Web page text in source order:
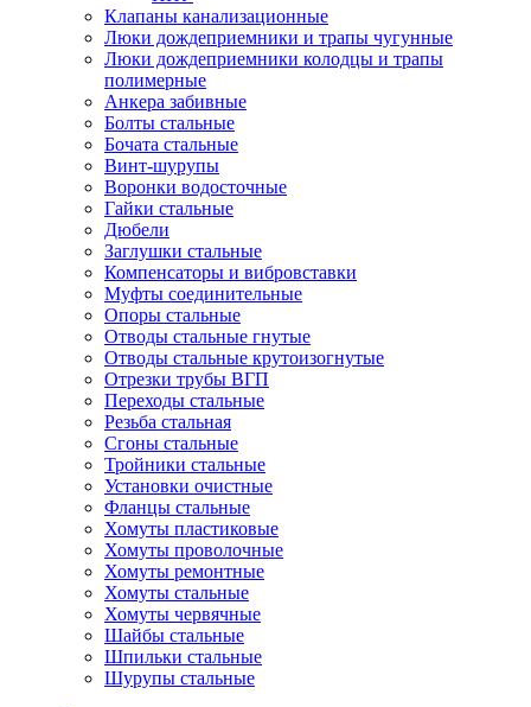
Клапаны канализационные
Люки дождеприемники и трапы чугунные
Люки дождеприемники колодцы и трапы
полимерные
Анкера забивные
Болты стальные
Бочата стальные
Винт-шурупы
Воронки водосточные
Гайки стальные
Дюбели
Заглушки стальные
Компенсаторы и вибровставки
Муфты соединительные
Опоры стальные
Отводы стальные гнутые
Отводы стальные крутоизогнутые
Отрезки трубы ВГП
Переходы стальные
Резьба стальная
Сгоны стальные
Тройники стальные
Установки очистные
Фланцы стальные
Хомуты пластиковые
Хомуты проволочные
Хомуты ремонтные
Хомуты стальные
Хомуты червячные
Шайбы стальные
Шпильки стальные
Шурупы стальные